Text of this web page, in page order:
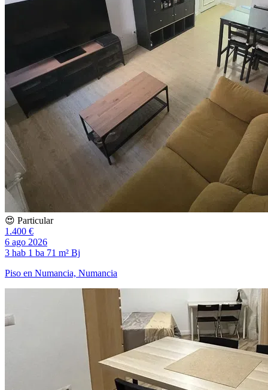
😍 Particular
1.400 €
6 ago 2026
3 hab 1 ba 71 m² Bj
Piso en Numancia, Numancia